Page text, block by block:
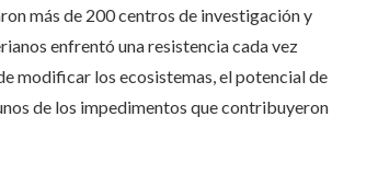
más de 200 centros de investigación y
enfrentó una resistencia cada vez
modificar los ecosistemas, el potencial de
de los impedimentos que contribuyeron